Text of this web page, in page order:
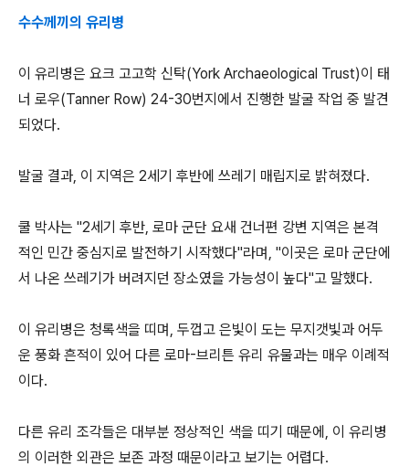
수수께끼의 유리병
이 유리병은 요크 고고학 신탁(York Archaeological Trust)이 태
너 로우(Tanner Row) 24-30번지에서 진행한 발굴 작업 중 발견
되었다.
발굴 결과, 이 지역은 2세기 후반에 쓰레기 매립지로 밝혀졌다.
쿨 박사는 "2세기 후반, 로마 군단 요새 건너편 강변 지역은 본격
적인 민간 중심지로 발전하기 시작했다"라며, "이곳은 로마 군단에
서 나온 쓰레기가 버려지던 장소였을 가능성이 높다"고 말했다.
이 유리병은 청록색을 띠며, 두껍고 은빛이 도는 무지갯빛과 어두
운 풍화 흔적이 있어 다른 로마-브리튼 유리 유물과는 매우 이례적
이다.
다른 유리 조각들은 대부분 정상적인 색을 띠기 때문에, 이 유리병
의 이러한 외관은 보존 과정 때문이라고 보기는 어렵다.